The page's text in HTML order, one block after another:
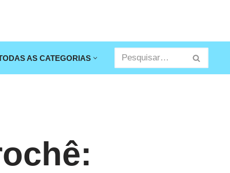
AS CATEGORIAS